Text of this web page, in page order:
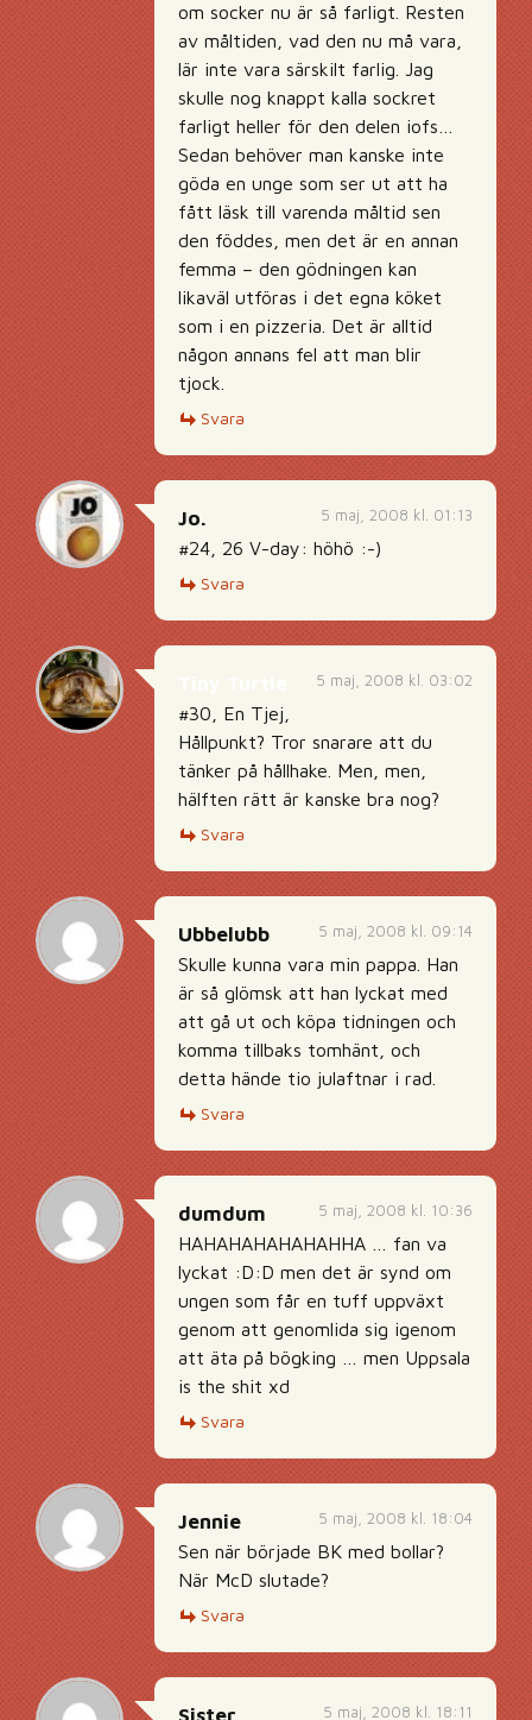
om socker nu är så farligt. Resten
av måltiden, vad den nu må vara,
lär inte vara särskilt farlig. Jag
skulle nog knappt kalla sockret
farligt heller för den delen iofs…
Sedan behöver man kanske inte
göda en unge som ser ut att ha
fått läsk till varenda måltid sen
den föddes, men det är en annan
femma – den gödningen kan
likaväl utföras i det egna köket
som i en pizzeria. Det är alltid
någon annans fel att man blir
tjock.
Svara
5 maj, 2008 kl. 01:13
Jo.
#24, 26 V-day: höhö :-)
Svara
5 maj, 2008 kl. 03:02
#30, En Tjej,
Hållpunkt? Tror snarare att du
tänker på hållhake. Men, men,
hälften rätt är kanske bra nog?
Svara
5 maj, 2008 kl. 09:14
Ubbelubb
Skulle kunna vara min pappa. Han
är så glömsk att han lyckat med
att gå ut och köpa tidningen och
komma tillbaks tomhänt, och
detta hände tio julaftnar i rad.
Svara
5 maj, 2008 kl. 10:36
dumdum
HAHAHAHAHAHAHHA … fan va
lyckat :D:D men det är synd om
ungen som får en tuff uppväxt
genom att genomlida sig igenom
att äta på bögking … men Uppsala
is the shit xd
Svara
5 maj, 2008 kl. 18:04
Jennie
Sen när började BK med bollar?
När McD slutade?
Svara
5 maj, 2008 kl. 18:11
Sister